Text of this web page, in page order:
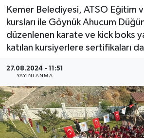
Kemer Belediyesi, ATSO Eğitim
kursları ile Göynük Ahucum
düzenlenen karate ve kick boks
katılan kursiyerlere sertifikaları
27.08.2024 - 11:51
YAYINLANMA
Ekonomi
Gündem
Günün Manşetleri
Haber Kuşakları
Haberler
Tüm Manşetler
Son Dakika Haberleri
Haber Arşivi